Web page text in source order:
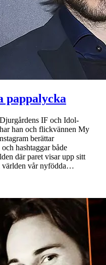
pappalycka
IF och Idol-
han och flickvännen My
berättar
hashtaggar både
där paret visar upp sitt
vår nyfödda…